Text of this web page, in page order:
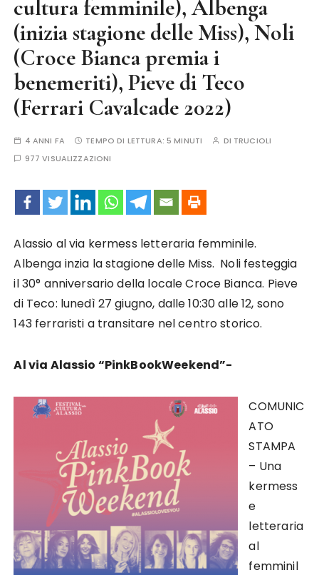
cultura femminile), Albenga
(inizia stagione delle Miss), Noli
(Croce Bianca premia i
benemeriti), Pieve di Teco
(Ferrari Cavalcade 2022)
4 ANNI FA TEMPO DI LETTURA:5 MINUTI DI TRUCIOLI
977 VISUALIZZAZIONI
Alassio al via kermess letteraria femminile.
Albenga inzia la stagione delle Miss. Noli festeggia
il 30° anniversario della locale Croce Bianca. Pieve
di Teco: lunedì 27 giugno, dalle 10:30 alle 12, sono
143 ferraristi a transitare nel centro storico.
Al via Alassio “PinkBookWeekend”-
COMUNIC
ATO
STAMPA
– Una
kermess
e
letteraria
al
femminil